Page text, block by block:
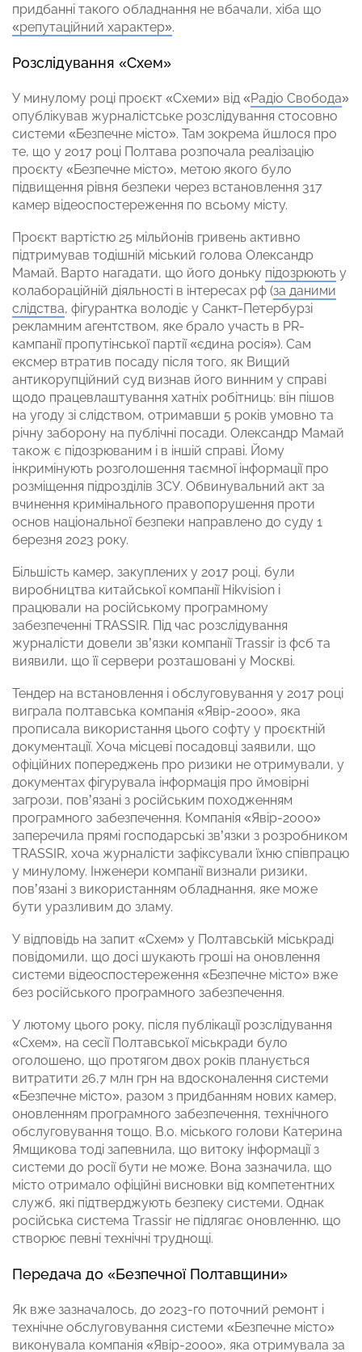
придбанні такого обладнання не вбачали, хіба що
«репутаційний характер».
Розслідування «Схем»
У минулому році проєкт «Схеми» від «Радіо Свобода»
опублікував журналістське розслідування стосовно
системи «Безпечне місто». Там зокрема йшлося про
те, що у 2017 році Полтава розпочала реалізацію
проєкту «Безпечне місто», метою якого було
підвищення рівня безпеки через встановлення 317
камер відеоспостереження по всьому місту.
Проєкт вартістю 25 мільйонів гривень активно
підтримував тодішній міський голова Олександр
Мамай. Варто нагадати, що його доньку підозрюють у
колабораційній діяльності в інтересах рф (за даними
слідства, фігурантка володіє у Санкт-Петербурзі
рекламним агентством, яке брало участь в PR-
кампанії пропутінської партії «єдина росія»). Сам
ексмер втратив посаду після того, як Вищий
антикорупційний суд визнав його винним у справі
щодо працевлаштування хатніх робітниць: він пішов
на угоду зі слідством, отримавши 5 років умовно та
річну заборону на публічні посади. Олександр Мамай
також є підозрюваним і в іншій справі. Йому
інкримінують розголошення таємної інформації про
розміщення підрозділів ЗСУ. Обвинувальний акт за
вчинення кримінального правопорушення проти
основ національної безпеки направлено до суду 1
березня 2023 року.
Більшість камер, закуплених у 2017 році, були
виробництва китайської компанії Hikvision і
працювали на російському програмному
забезпеченні TRASSIR. Під час розслідування
журналісти довели зв’язки компанії Trassir із фсб та
виявили, що її сервери розташовані у Москві.
Тендер на встановлення і обслуговування у 2017 році
виграла полтавська компанія «Явір-2000», яка
прописала використання цього софту у проєктній
документації. Хоча місцеві посадовці заявили, що
офіційних попереджень про ризики не отримували, у
документах фігурувала інформація про ймовірні
загрози, пов’язані з російським походженням
програмного забезпечення. Компанія «Явір-2000»
заперечила прямі господарські зв’язки з розробником
TRASSIR, хоча журналісти зафіксували їхню співпрацю
у минулому. Інженери компанії визнали ризики,
пов’язані з використанням обладнання, яке може
бути уразливим до зламу.
У відповідь на запит «Схем» у Полтавській міськраді
повідомили, що досі шукають гроші на оновлення
системи відеоспостереження «Безпечне місто» вже
без російського програмного забезпечення.
У лютому цього року, після публікації розслідування
«Схем», на сесії Полтавської міськради було
оголошено, що протягом двох років планується
витратити 26,7 млн грн на вдосконалення системи
«Безпечне місто», разом з придбанням нових камер,
оновленням програмного забезпечення, технічного
обслуговування тощо. В.о. міського голови Катерина
Ямщикова тоді запевнила, що витоку інформації з
системи до росії бути не може. Вона зазначила, що
місто отримало офіційні висновки від компетентних
служб, які підтверджують безпеку системи. Однак
російська система Trassir не підлягає оновленню, що
створює певні технічні труднощі.
Передача до «Безпечної Полтавщини»
Як вже зазначалось, до 2023-го поточний ремонт і
технічне обслуговування системи «Безпечне місто»
виконувала компанія «Явір-2000», яка отримувала за